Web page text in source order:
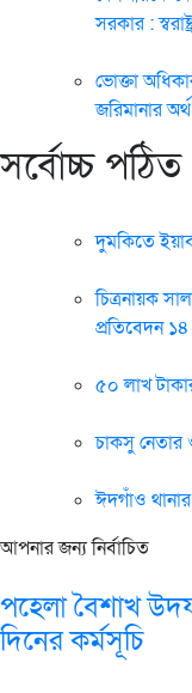
সরকার :
ভোক্তা
জরিমানার অর্থ
সর্বোচ্চ
দুমকিতে
চিত্রনায়ক
প্রতিবেদন
৫০ লাখ
চাকসু নেতার
ঈদগাঁও
আপনার জন্য নির্বাচিত
পহেলা বৈশাখ
দিনের কর্মসূচি